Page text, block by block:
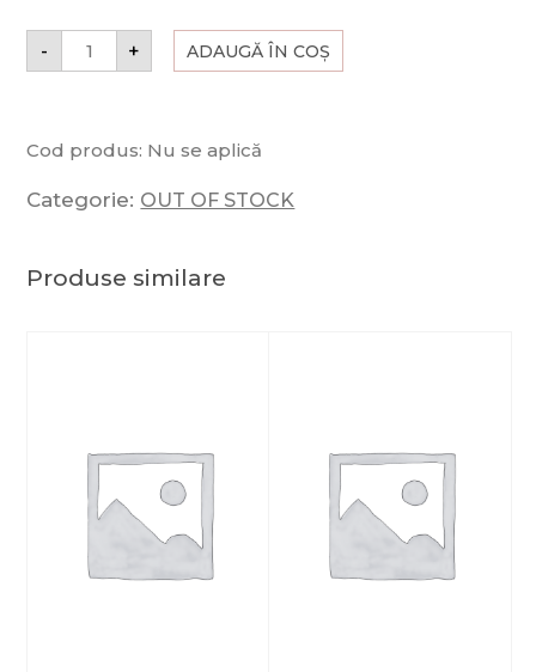
- + ADAUGĂ ÎN COȘ
Cod produs: Nu se aplică
Categorie: OUT OF STOCK
Produse similare